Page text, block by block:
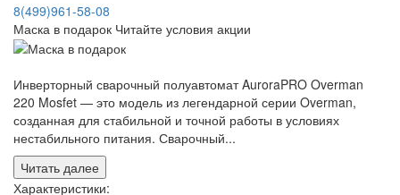
8(499)961-58-08
Маска в подарок Читайте условия акции
Инверторный сварочный полуавтомат AuroraPRO Overman
220 Mosfet — это модель из легендарной серии Overman,
созданная для стабильной и точной работы в условиях
нестабильного питания. Сварочный...
Читать далее
Характеристики: